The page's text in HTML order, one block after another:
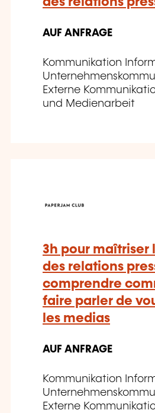
AUF ANFRAGE
Kommunikation
Externe
und Medienarbeit
3h pour maîtriser
des relations
comprendre
faire parler de
les medias
AUF ANFRAGE
Kommunikation
Externe